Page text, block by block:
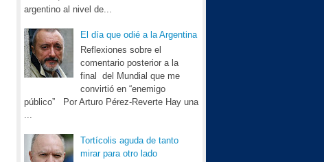
argentino al nivel de...
El día que odié a la Argentina
Reflexiones sobre el
comentario posterior a la
final del Mundial que me
convirtió en “enemigo
público” Por Arturo Pérez-Reverte Hay una
Tortícolis aguda de tanto
mirar para otro lado